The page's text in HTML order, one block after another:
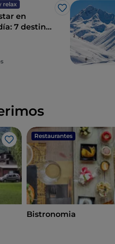
relax
Me gusta
en
7 destinos
Me gusta
Restaurantes
Bistronomia